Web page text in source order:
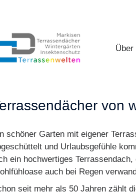
Über
Terrassenwelten
von
schöner Garten mit eigener
und Urlaubsgefühle
ein hochwertiges
auch bei Regen
seit mehr als 50 Jahren zählt